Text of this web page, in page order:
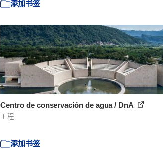
添加书签
Centro de conservación de agua / DnA
工程
添加书签